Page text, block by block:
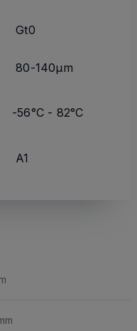
Gt0
80-140µm
-56°C - 82°C
A1